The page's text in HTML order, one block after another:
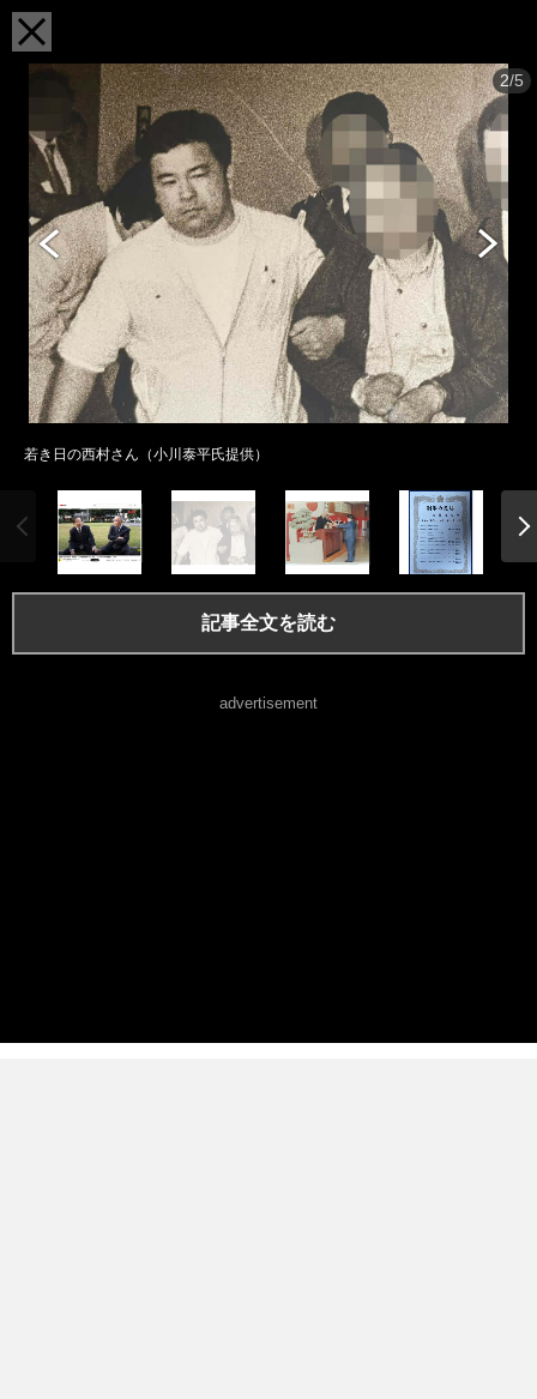
2/5
若き日の西村さん（小川泰平氏提供）
記事全文を読む
advertisement